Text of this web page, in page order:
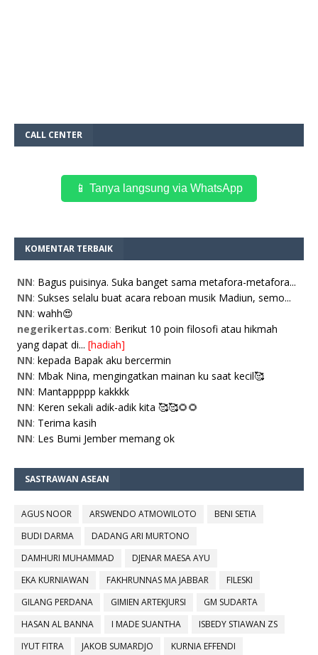
CALL CENTER
📱 Tanya langsung via WhatsApp
KOMENTAR TERBAIK
NN: Bagus puisinya. Suka banget sama metafora-metafora...
NN: Sukses selalu buat acara reboan musik Madiun, semo...
NN: wahh😍
negerikertas.com: Berikut 10 poin filosofi atau hikmah
yang dapat di... [hadiah]
NN: kepada Bapak aku bercermin
NN: Mbak Nina, mengingatkan mainan ku saat kecil🥰
NN: Mantappppp kakkkk
NN: Keren sekali adik-adik kita 🥰🥰🌻🌻
NN: Terima kasih
NN: Les Bumi Jember memang ok
SASTRAWAN ASEAN
AGUS NOOR ARSWENDO ATMOWILOTO
BENI SETIA
BUDI DARMA
DADANG ARI MURTONO
DAMHURI MUHAMMAD
DJENAR MAESA AYU
EKA KURNIAWAN
FAKHRUNNAS MA JABBAR
FILESKI
GILANG PERDANA
GIMIEN ARTEKJURSI
GM SUDARTA
HASAN AL BANNA
I MADE SUANTHA
ISBEDY STIAWAN ZS
IYUT FITRA
JAKOB SUMARDJO
KURNIA EFFENDI